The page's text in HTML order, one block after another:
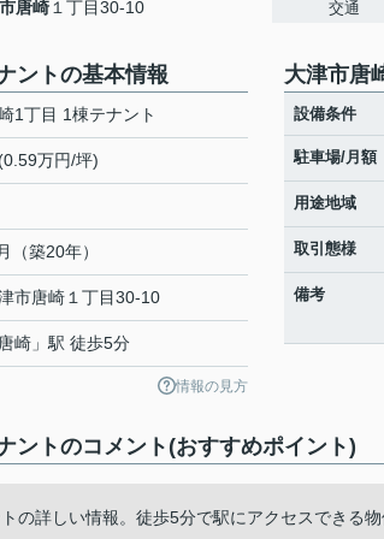
唐崎 １丁目30-10 交通
ントの基本情報
1丁⽬ 1棟テナント
万円/坪)
（築20年）
市唐崎 １丁目30-10
唐崎 」駅 徒歩5分
情報の見方
⼤津市唐
設備条件
駐車場/月額
用途地域
取引態様
備考
ントのコメント(おすすめポイント)
の詳しい情報。徒歩5分で駅にアクセスできる物